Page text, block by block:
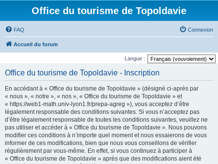
Office du tourisme de Topoldavie
FAQ Connexion
Accueil du forum
Langue :
Office du tourisme de Topoldavie - Inscription
En accédant à « Office du tourisme de Topoldavie » (désigné ci-après par
« nous », « notre », « nos », « Office du tourisme de Topoldavie » et
« https://web1-math.univ-lyon1.fr/prepa-agreg »), vous acceptez d’être
légalement responsable des conditions suivantes. Si vous n’acceptez pas
d’être légalement responsable de toutes les conditions suivantes, veuillez ne
pas utiliser et accéder à « Office du tourisme de Topoldavie ». Nous pouvons
modifier ces conditions à n’importe quel moment et nous essaierons de vous
informer de ces modifications, bien que nous vous conseillons de vérifier
régulièrement par vous-même. En effet, si vous continuez à participer à
« Office du tourisme de Topoldavie » après que des modifications aient été